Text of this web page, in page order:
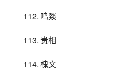
112. 鸣燚
113. 贵相
114. 槐文